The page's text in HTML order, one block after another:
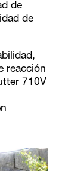
de
de
reacción
710V